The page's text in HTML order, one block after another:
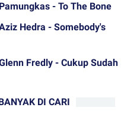
- To The Bone
Hedra - Somebody's
Fredly - Cukup Sudah
DI CARI